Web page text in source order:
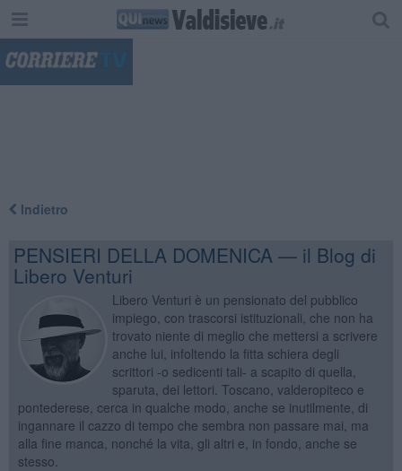
Indietro
PENSIERI DELLA DOMENICA — il Blog di
Libero Venturi
Libero Venturi è un pensionato del pubblico
impiego, con trascorsi istituzionali, che non ha
trovato niente di meglio che mettersi a scrivere
anche lui, infoltendo la fitta schiera degli
scrittori -o sedicenti tali- a scapito di quella,
sparuta, dei lettori. Toscano, valderopiteco e
pontederese, cerca in qualche modo, anche se inutilmente, di
ingannare il cazzo di tempo che sembra non passare mai, ma
alla fine manca, nonché la vita, gli altri e, in fondo, anche se
stesso.